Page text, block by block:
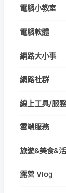
電腦小教室
電腦軟體
網路大小事
網路社群
線上工具/服務
雲端服務
旅遊&美食&
露營 Vlog